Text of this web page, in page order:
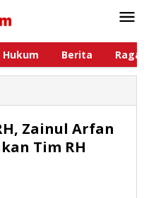
Hukum Berita
Zainul Arfan
Tim RH